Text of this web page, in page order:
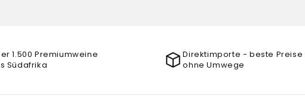
1.500 Premiumweine
Südafrika
Direktimporte - beste Preise
ohne Umwege